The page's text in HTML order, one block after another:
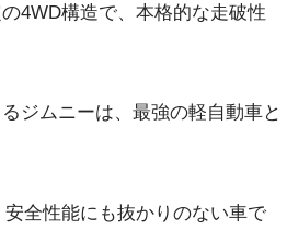
4WD構造で、本格的な走破性
ジムニーは、最強の軽自動車と
全性能にも抜かりのない車で